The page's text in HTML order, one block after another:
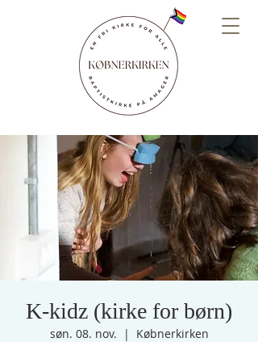
K-kidz (kirke for børn)
søn. 08. nov.
  |
Købnerkirken